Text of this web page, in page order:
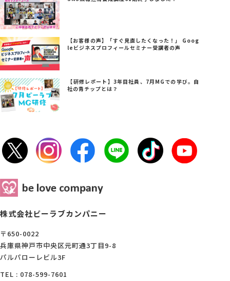
【お客様の声】「すぐ見直したくなった！」 Goog
leビジネスプロフィールセミナー受講者の声
【研修レポート】3年目社員、7月MGでの学び。自
社の青チップとは？
株式会社ビーラブカンパニー
〒650-0022
兵庫県神戸市中央区元町通3丁目9-8
パルパローレビル3F
TEL : 078-599-7601